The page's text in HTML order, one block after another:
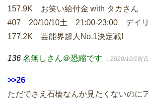
157.9K お笑い給付金 with タカさん
#07 20/10/10土 21:00-23:00 デイ
177.2K 芸能界超人No.1決定戦!
136 名無しさん＠恐縮です ：2020/10/18(
>>26
ただでさえ石橋なんか見たくないのに